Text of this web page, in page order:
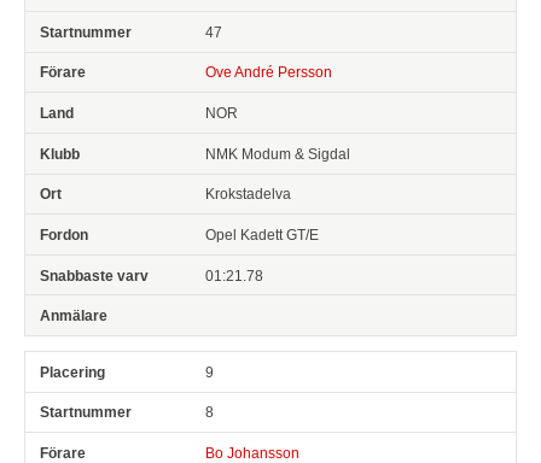
47
Ove André Persson
NOR
NMK Modum & Sigdal
Krokstadelva
Opel Kadett GT/E
01:21.78
9
8
Bo Johansson